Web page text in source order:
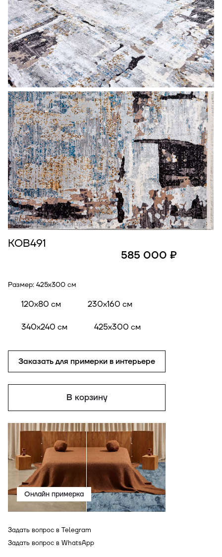
КОВ491
Размер: 425x300 см
120x80 см 230x160 см
340x240 см 425x300 см
Заказать для примерки в интерьере
В корзину
Онлайн примерка
Задать вопрос в Telegram
Задать вопрос в WhatsApp
585 000 ₽